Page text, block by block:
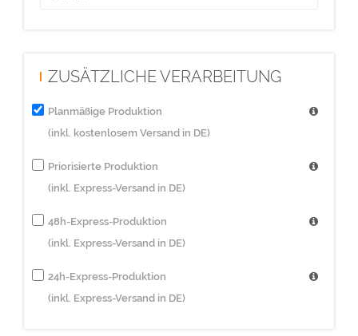
ZUSÄTZLICHE VERARBEITUNG
Planmäßige Produktion
(inkl. kostenlosem Versand in DE)
Priorisierte Produktion
(inkl. Express-Versand in DE)
48h-Express-Produktion
(inkl. Express-Versand in DE)
24h-Express-Produktion
(inkl. Express-Versand in DE)